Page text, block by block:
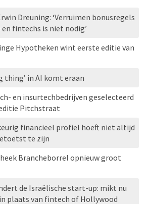
Dreuning: ‘Verruimen bonusregels
fintechs is niet nodig’
Hypotheken wint eerste editie van
thing’ in AI komt eraan
en insurtechbedrijven geselecteerd
Pitchstraat
financieel profiel hoeft niet altijd
te zijn
Brancheborrel opnieuw groot
de Israëlische start-up: mikt nu
plaats van fintech of Hollywood